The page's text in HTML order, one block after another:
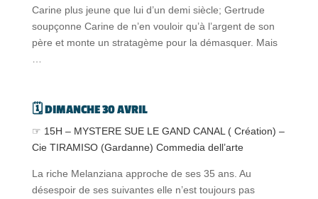
Carine plus jeune que lui d’un demi siècle; Gertrude
soupçonne Carine de n’en vouloir qu’à l’argent de son
père et monte un stratagème pour la démasquer. Mais
🗓️ DIMANCHE 30 AVRIL
☞ 15H – MYSTERE SUE LE GAND CANAL ( Création) –
Cie TIRAMISO (Gardanne) Commedia dell’arte
La riche Melanziana approche de ses 35 ans. Au
désespoir de ses suivantes elle n’est toujours pas